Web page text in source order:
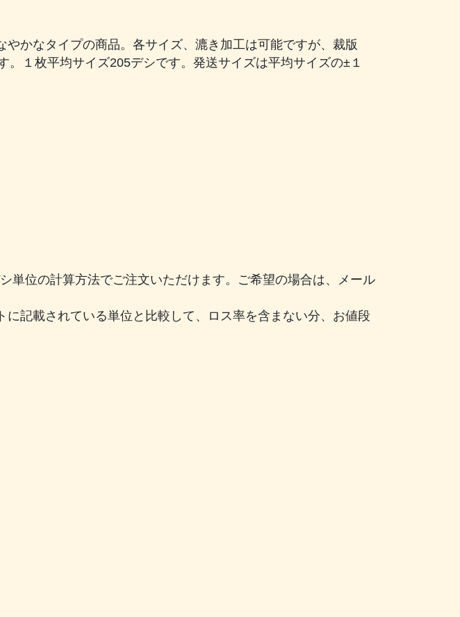
かなタイプの商品。各サイズ、漉き加工は可能ですが、裁版
１枚平均サイズ205デシです。発送サイズは平均サイズの±１
単位の計算方法でご注文いただけます。ご希望の場合は、メール
記載されている単位と比較して、ロス率を含まない分、お値段